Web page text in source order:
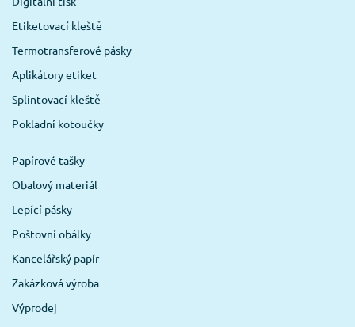
Etiketovací kleště
Termotransferové pásky
Aplikátory etiket
Splintovací kleště
Pokladní kotoučky
Papírové tašky
Obalový materiál
Lepící pásky
Poštovní obálky
Kancelářský papír
Zakázková výroba
Výprodej